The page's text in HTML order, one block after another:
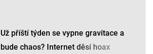
Už příští týden se vypne gravitace a
bude chaos? Internet děsí hoax